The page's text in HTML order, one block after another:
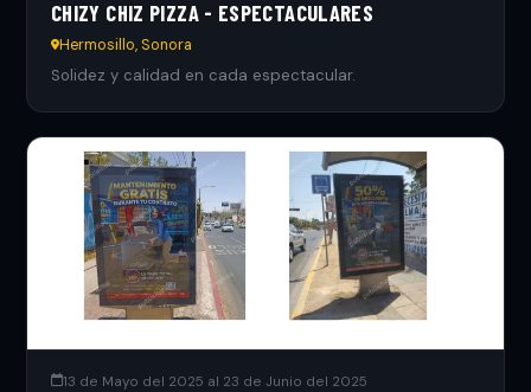
CHIZY CHIZ PIZZA - ESPECTACULARES
Hermosillo, Sonora
Solidez y calidad en cada espectacular.
13 de Mayo del 2025 al 23 de Junio del 2025